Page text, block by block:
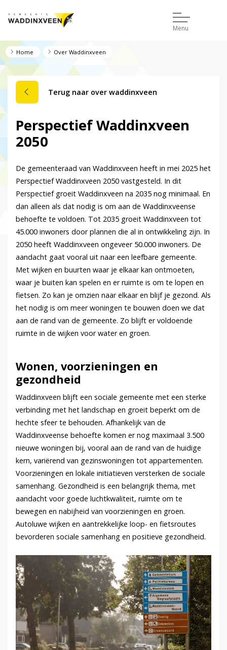
Menu
Home Over Waddinxveen
Terug naar over waddinxveen
Perspectief Waddinxveen
2050
De gemeenteraad van Waddinxveen heeft in mei 2025 het
Perspectief Waddinxveen 2050 vastgesteld. In dit
Perspectief groeit Waddinxveen na 2035 nog minimaal. En
dan alleen als dat nodig is om aan de Waddinxveense
behoefte te voldoen. Tot 2035 groeit Waddinxveen tot
45.000 inwoners door plannen die al in ontwikkeling zijn. In
2050 heeft Waddinxveen ongeveer 50.000 inwoners. De
aandacht gaat vooral uit naar een leefbare gemeente.
Met wijken en buurten waar je elkaar kan ontmoeten,
waar je buiten kan spelen en er ruimte is om te lopen en
fietsen. Zo kan je omzien naar elkaar en blijf je gezond. Als
het nodig is om meer woningen te bouwen doen we dat
aan de rand van de gemeente. Zo blijft er voldoende
ruimte in de wijken voor water en groen.
Wonen, voorzieningen en
gezondheid
Waddinxveen blijft een sociale gemeente met een sterke
verbinding met het landschap en groeit beperkt om de
hechte sfeer te behouden. Afhankelijk van de
Waddinxveense behoefte komen er nog maximaal 3.500
nieuwe woningen bij, vooral aan de rand van de huidige
kern, variërend van gezinswoningen tot appartementen.
Voorzieningen en lokale initiatieven versterken de sociale
samenhang. Gezondheid is een belangrijk thema, met
aandacht voor goede luchtkwaliteit, ruimte om te
bewegen en nabijheid van voorzieningen en groen.
Autoluwe wijken en aantrekkelijke loop- en fietsroutes
bevorderen sociale samenhang en positieve gezondheid.